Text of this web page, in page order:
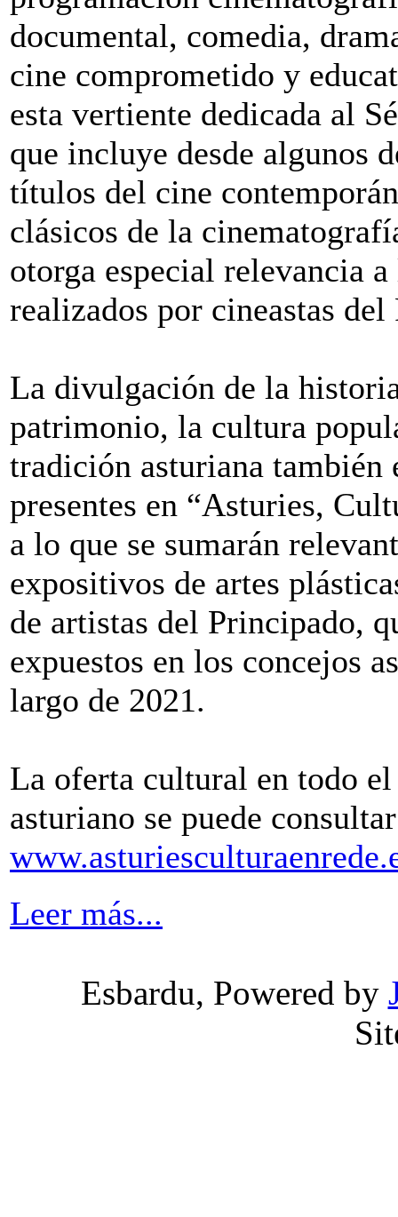
documental, comedia,
cine comprometido y
esta vertiente dedicada al
que incluye desde algunos
títulos del cine
clásicos de la
otorga especial relevancia
realizados por cineastas
La divulgación de la
patrimonio, la cultura
tradición asturiana también
presentes en “Asturies,
a lo que se sumarán
expositivos de artes
de artistas del Principado,
expuestos en los concejos
largo de 2021.
La oferta cultural en todo
asturiano se puede
Leer más...
Esbardu, Powered by